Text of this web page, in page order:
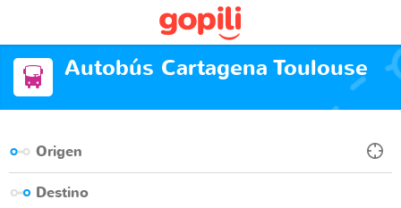
Autobús Cartagena Toulouse